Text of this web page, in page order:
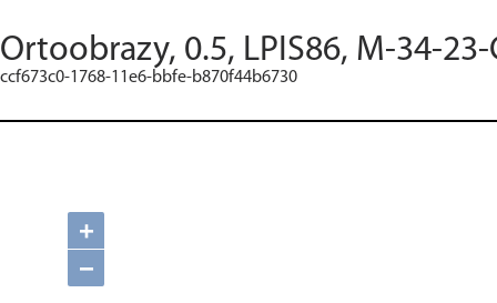
Ortoobrazy, 0.5, LPIS86, M-34-
ccf673c0-1768-11e6-bbfe-b870f44b6730
+
−